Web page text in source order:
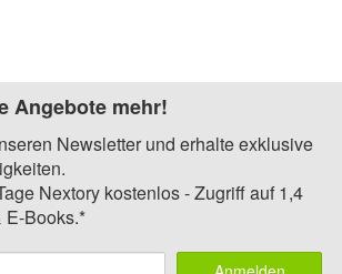
Angebote mehr!
Newsletter und erhalte exklusive
Nextory kostenlos - Zugriff auf 1,4
E-Books.*